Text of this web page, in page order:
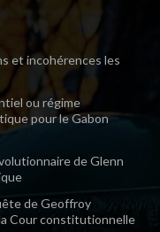
et incohérences les
ou régime
pour le Gabon
de Glenn
de Geoffroy
Cour constitutionnelle